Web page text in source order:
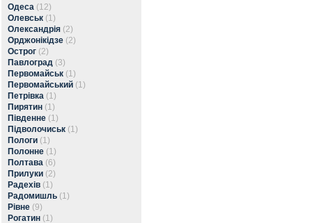
Одеса (12)
Олевськ (1)
Олександрія (2)
Орджонікідзе (2)
Острог (2)
Павлоград (3)
Первомайськ (1)
Первомайський (1)
Петрівка (1)
Пирятин (1)
Південне (1)
Підволочиськ (1)
Пологи (1)
Полонне (1)
Полтава (6)
Прилуки (2)
Радехів (1)
Радомишль (1)
Рівне (9)
Рогатин (1)